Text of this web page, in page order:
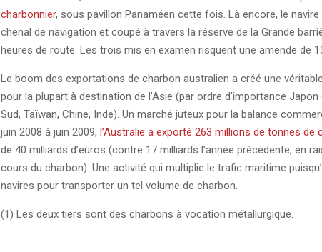
charbonnier, sous pavillon Panaméen cette fois. Là encore, le navire
chenal de navigation et coupé à travers la réserve de la Grande
heures de route. Les trois mis en examen risquent une amende de
Le boom des exportations de charbon australien a créé une
pour la plupart à destination de l’Asie (par ordre d’importance
Sud, Taïwan, Chine, Inde). Un marché juteux pour la balance
juin 2008 à juin 2009, l’Australie a exporté 263 millions de tonnes de
de 40 milliards d’euros (contre 17 milliards l’année précédente, en
cours du charbon). Une activité qui multiplie le trafic maritime
navires pour transporter un tel volume de charbon.
(1) Les deux tiers sont des charbons à vocation métallurgique.